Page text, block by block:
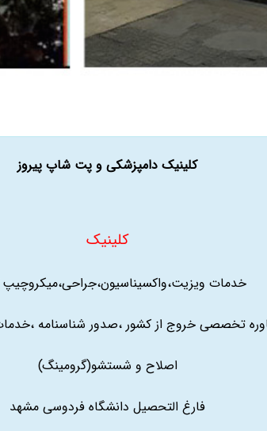
کلینیک دامپزشکی و پت شاپ پیروز
کلینیک
خدمات
تخصصی خروج از کشور ،صدور شناسنامه
اصلاح و شستشو(گرومینگ)
فارغ التحصیل دانشگاه فردوسی مشهد